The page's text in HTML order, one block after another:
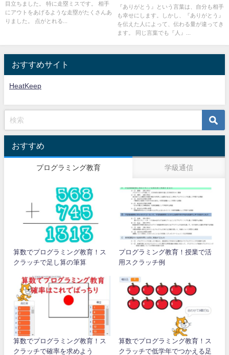
目立ちました。 特に走塁ミスです。 相手
にアウトをあげるような走塁がたくさんあ
りました。 点がとれる...
『ありがとう』という言葉は、自分も相手
も幸せにします。しかし、『ありがとう』
を伝えた人によって、伝わる量が違ってき
ます。 同じ言葉でも『人』...
おすすめサイト
HeatKeep
おすすめ
プログラミング教育 学級通信
算数でプログラミング教育！ス
クラッチで足し算の筆算
プログラミング教育！授業で活
用スクラッチ例
算数でプログラミング教育！ス
クラッチで確率を求めよう
算数でプログラミング教育！ス
クラッチで低学年でつかえる足